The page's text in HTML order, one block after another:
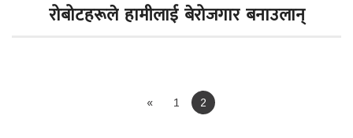
रोबोटहरूले हामीलाई बेरोजगार बनाउलान्
« 1 2